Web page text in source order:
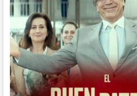
«optimistas»
para
2022